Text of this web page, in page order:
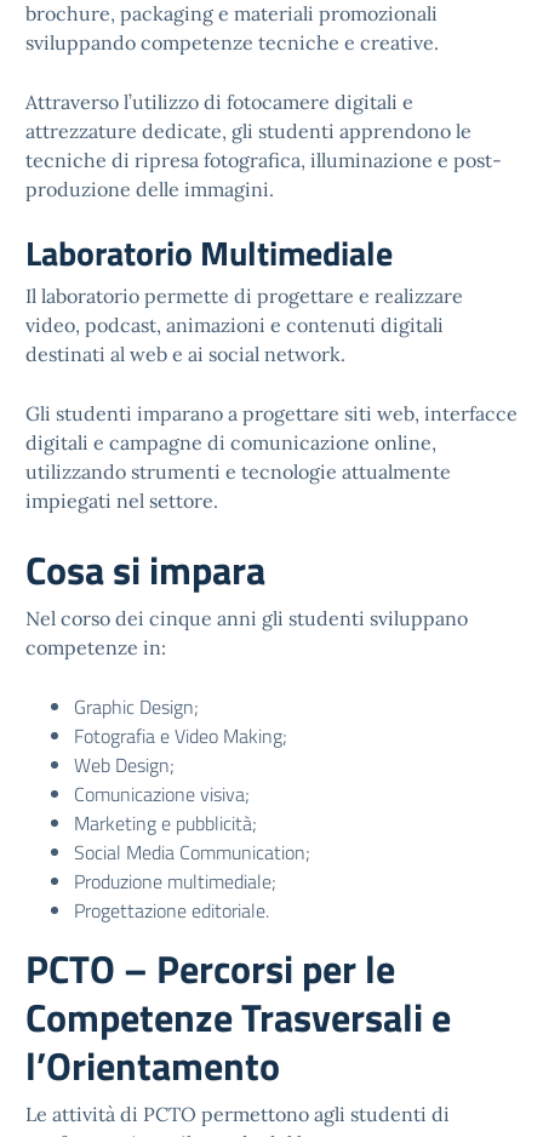
brochure, packaging e materiali promozionali
sviluppando competenze tecniche e creative.
Attraverso l’utilizzo di fotocamere digitali e
attrezzature dedicate, gli studenti apprendono le
tecniche di ripresa fotografica, illuminazione e post-
produzione delle immagini.
Laboratorio Multimediale
Il laboratorio permette di progettare e realizzare
video, podcast, animazioni e contenuti digitali
destinati al web e ai social network.
Gli studenti imparano a progettare siti web, interfacce
digitali e campagne di comunicazione online,
utilizzando strumenti e tecnologie attualmente
impiegati nel settore.
Cosa si impara
Nel corso dei cinque anni gli studenti sviluppano
competenze in:
Graphic Design;
Fotografia e Video Making;
Web Design;
Comunicazione visiva;
Marketing e pubblicità;
Social Media Communication;
Produzione multimediale;
Progettazione editoriale.
PCTO – Percorsi per le
Competenze Trasversali e
l’Orientamento
Le attività di PCTO permettono agli studenti di